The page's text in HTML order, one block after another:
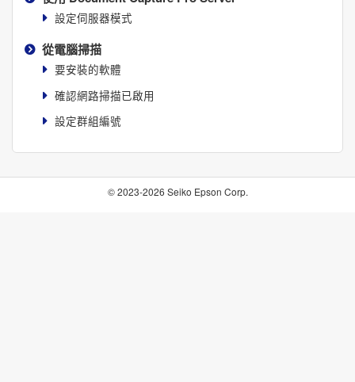
設定伺服器模式
從電腦掃描
要安裝的軟體
確認網路掃描已啟用
設定群組編號
© 2023-2026 Seiko Epson Corp.